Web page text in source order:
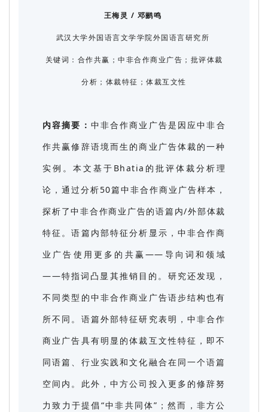
王梅灵 / 邓鹂鸣
武汉大学外国语言文学学院外国语言研究所
关键词： 合作共赢；中非合作商业广告；批评体裁
分析；体裁特征；体裁互文性
内容摘要： 中非合作商业广告是因应中非合
作共赢修辞语境而生的商业广告体裁的一种
实例。本文基于Bhatia的批评体裁分析理
论，通过分析50篇中非合作商业广告样本，
探析了中非合作商业广告的语篇内/外部体裁
特征。语篇内部特征分析显示，中非合作商
业广告使用更多的共赢——导向词和领域
——特指词凸显其推销目的。研究还发现，
不同类型的中非合作商业广告语步结构也有
所不同。语篇外部特征研究表明，中非合作
商业广告具有明显的体裁互文性特征，即不
同语篇、行业实践和文化融合在同一个语篇
空间内。此外，中方公司投入更多的修辞努
力致力于提倡“中非共同体”；然而，非方公